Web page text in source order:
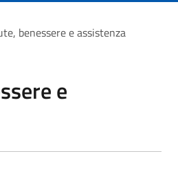
benessere e assistenza
e